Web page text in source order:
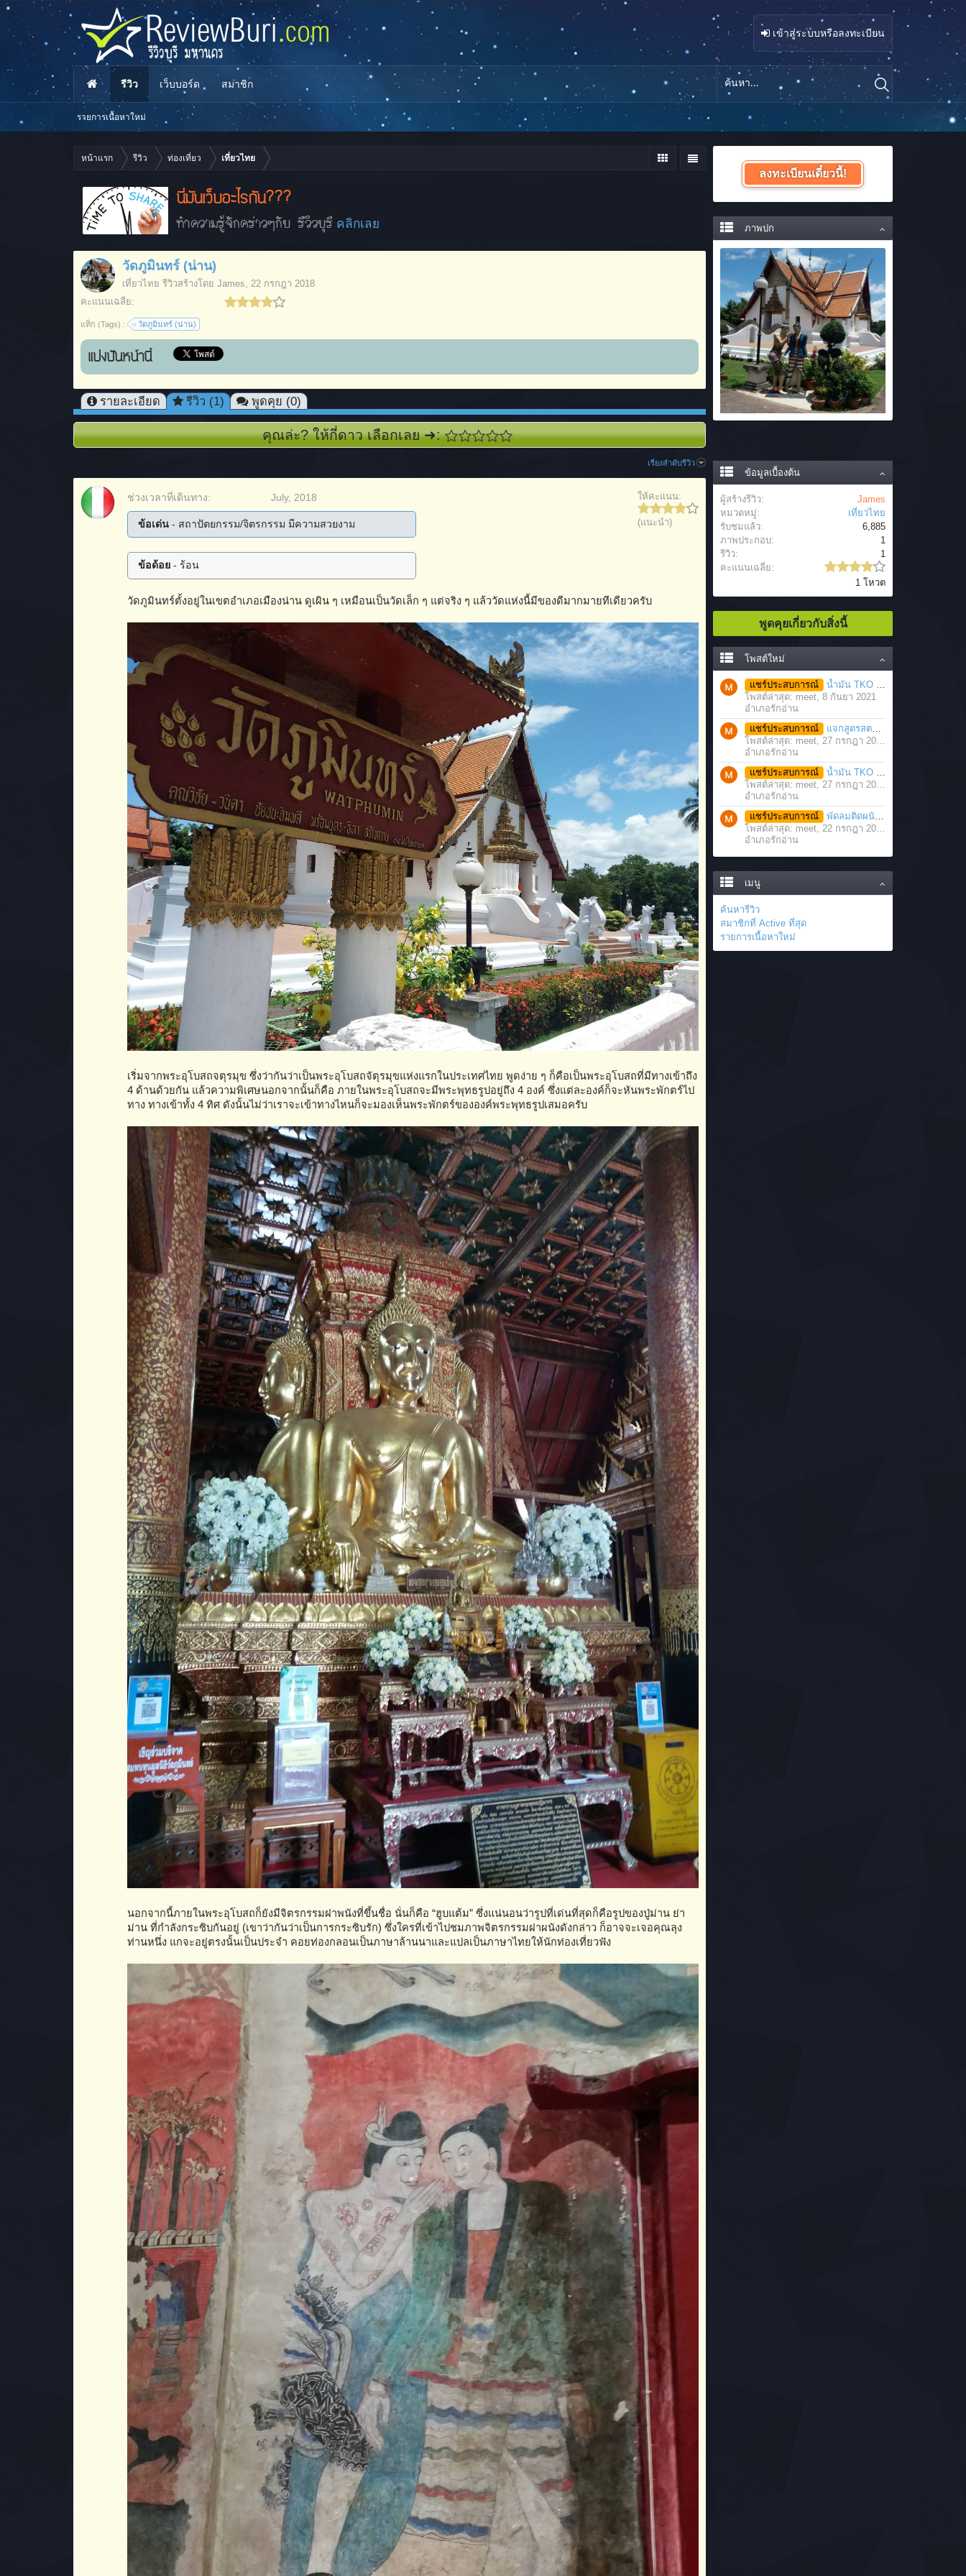
หน้าแรก รีวิว ท่องเที่ยว เที่ยวไทย
นี่มันเว็บอะไรกัน???
ทำความรู้จักคร่าวๆกับ รีวิวบุรี คลิกเลย
วัดภูมินทร์ (น่าน)
เที่ยวไทย รีวิวสร้างโดย James, 22 กรกฎา 2018
คะแนนเฉลี่ย:
แท็ก (Tags) : วัดภูมินทร์ (น่าน)
แบ่งปันหน้านี้
รายละเอียด รีวิว (1) พูดคุย (0)
คุณล่ะ? ให้กี่ดาว เลือกเลย ➜:
เรียงลำดับรีวิว
ให้คะแนน:
(แนะนำ)
ช่วงเวลาที่เดินทาง: July, 2018
ข้อเด่น - สถาปัตยกรรม/จิตรกรรม มีความสวยงาม
ข้อด้อย - ร้อน
วัดภูมินทร์ตั้งอยู่ในเขตอำเภอเมืองน่าน ดูเผิน ๆ เหมือนเป็นวัดเล็ก ๆ แต่จริง ๆ แล้ววัดแห่งนี้มีของดีมากมายทีเดียวครับ
เริ่มจากพระอุโบสถจตุรมุข ซึ่งว่ากันว่าเป็นพระอุโบสถจัตุรมุขแห่งแรกในประเทศไทย พูดง่าย ๆ ก็คือเป็นพระอุโบสถที่มีทางเข้าถึง
4 ด้านด้วยกัน แล้วความพิเศษนอกจากนั้นก็คือ ภายในพระอุโบสถจะมีพระพุทธรูปอยู่ถึง 4 องค์ ซึ่งแต่ละองค์ก็จะหันพระพักตร์ไป
ทาง ทางเข้าทั้ง 4 ทิศ ดังนั้นไม่ว่าเราจะเข้าทางไหนก็จะมองเห็นพระพักตร์ขององค์พระพุทธรูปเสมอครับ
นอกจากนี้ภายในพระอุโบสถก็ยังมีจิตรกรรมฝาพนังที่ขึ้นชื่อ นั่นก็คือ “ฮูบแต้ม” ซึ่งแน่นอนว่ารูปที่เด่นที่สุดก็คือรูปของปู่ม่าน ย่า
ม่าน ที่กำลังกระซิบกันอยู่ (เขาว่ากันว่าเป็นการกระซิบรัก) ซึ่งใครที่เข้าไปชมภาพจิตรกรรมฝาผนังดังกล่าว ก็อาจจะเจอคุณลุง
ท่านหนึ่ง แกจะอยู่ตรงนั้นเป็นประจำ คอยท่องกลอนเป็นภาษาล้านนาและแปลเป็นภาษาไทยให้นักท่องเที่ยวฟัง
ลงทะเบียนเดี๋ยวนี้!
ภาพปก
ข้อมูลเบื้องต้น
ผู้สร้างรีวิว:
James
หมวดหมู่:
เที่ยวไทย
รับชมแล้ว:
6,885
ภาพประกอบ:
1
รีวิว:
1
คะแนนเฉลี่ย:
1 โหวต
พูดคุยเกี่ยวกับสิ่งนี้
โพสต์ใหม่
แชร์ประสบการณ์
น้ำมัน TKO นวดคลายเส้นคลายกล้ามเนื้อ จากภาวะตึงหรือเคล็ด บาดเจ็บ ได้อย่างฉับพลัน
โพสต์ล่าสุด: meet, 8 กันยา 2021
อำเภอรักอ่าน
แชร์ประสบการณ์
แจกสูตรสตรอว์เบอร์รี่โยเกิร์ตสมูทตี้ ทำง่าย อร่อย แค่มีเครื่องปั่นน้ำผลไม้
โพสต์ล่าสุด: meet, 27 กรกฎา 2021
อำเภอรักอ่าน
แชร์ประสบการณ์
น้ำมัน TKO คลายเส้น คลายกล้ามเนื้อ บรรเทาอาการบาดเจ็บโดยฉับพลัน
โพสต์ล่าสุด: meet, 27 กรกฎา 2021
อำเภอรักอ่าน
แชร์ประสบการณ์
พัดลมติดผนัง มอเตอร์ประสิทธิภาพสูง ติดตั้งง่าย ประหยัดพื้นที่
โพสต์ล่าสุด: meet, 22 กรกฎา 2021
อำเภอรักอ่าน
เมนู
ค้นหารีวิว
สมาชิกที่ Active ที่สุด
รายการเนื้อหาใหม่
เข้าสู่ระบบหรือลงทะเบียน
รีวิว
รายการเนื้อหาใหม่
เว็บบอร์ด สมาชิก